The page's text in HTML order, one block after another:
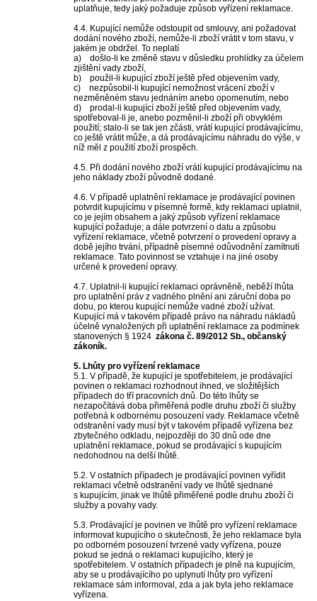
uplatňuje, tedy jaký požaduje způsob vyřízení reklamace.
4.4. Kupující nemůže odstoupit od smlouvy, ani požadovat
dodání nového zboží, nemůže-li zboží vrátit v tom stavu, v
jakém je obdržel. To neplatí
a) došlo-li ke změně stavu v důsledku prohlídky za účelem
zjištění vady zboží,
b) použil-li kupující zboží ještě před objevením vady,
c) nezpůsobil-li kupující nemožnost vrácení zboží v
nezměněném stavu jednáním anebo opomenutím, nebo
d) prodal-li kupující zboží ještě před objevením vady,
spotřeboval-li je, anebo pozměnil-li zboží při obvyklém
použití; stalo-li se tak jen zčásti, vrátí kupující prodávajícímu,
co ještě vrátit může, a dá prodávajícímu náhradu do výše, v
níž měl z použití zboží prospěch.
4.5. Při dodání nového zboží vrátí kupující prodávajícímu na
jeho náklady zboží původně dodané.
4.6. V případě uplatnění reklamace je prodávající povinen
potvrdit kupujícímu v písemné formě, kdy reklamaci uplatnil,
co je jejím obsahem a jaký způsob vyřízení reklamace
kupující požaduje; a dále potvrzení o datu a způsobu
vyřízení reklamace, včetně potvrzení o provedení opravy a
době jejího trvání, případně písemné odůvodnění zamítnutí
reklamace. Tato povinnost se vztahuje i na jiné osoby
určené k provedení opravy.
4.7. Uplatnil-li kupující reklamaci oprávněně, neběží lhůta
pro uplatnění práv z vadného plnění ani záruční doba po
dobu, po kterou kupující nemůže vadné zboží užívat.
Kupující má v takovém případě právo na náhradu nákladů
účelně vynaložených při uplatnění reklamace za podmínek
stanovených § 1924 zákona č. 89/2012 Sb., občanský
zákoník.
5. Lhůty pro vyřízení reklamace
5.1. V případě, že kupující je spotřebitelem, je prodávající
povinen o reklamaci rozhodnout ihned, ve složitějších
případech do tří pracovních dnů. Do této lhůty se
nezapočítává doba přiměřená podle druhu zboží či služby
potřebná k odbornému posouzení vady. Reklamace včetně
odstranění vady musí být v takovém případě vyřízena bez
zbytečného odkladu, nejpozději do 30 dnů ode dne
uplatnění reklamace, pokud se prodávající s kupujícím
nedohodnou na delší lhůtě.
5.2. V ostatních případech je prodávající povinen vyřídit
reklamaci včetně odstranění vady ve lhůtě sjednané
s kupujícím, jinak ve lhůtě přiměřené podle druhu zboží či
služby a povahy vady.
5.3. Prodávající je povinen ve lhůtě pro vyřízení reklamace
informovat kupujícího o skutečnosti, že jeho reklamace byla
po odborném posouzení tvrzené vady vyřízena, pouze
pokud se jedná o reklamaci kupujícího, který je
spotřebitelem. V ostatních případech je plně na kupujícím,
aby se u prodávajícího po uplynutí lhůty pro vyřízení
reklamace sám informoval, zda a jak byla jeho reklamace
vyřízena.